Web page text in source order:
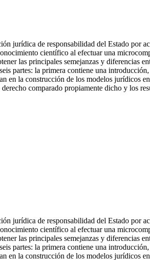
jurídica de responsabilidad del Estado por
científico al efectuar una
las principales semejanzas y diferencias
partes: la primera contiene una
en la construcción de los modelos jurídicos
comparado propiamente dicho y los
jurídica de responsabilidad del Estado por
científico al efectuar una
las principales semejanzas y diferencias
partes: la primera contiene una
en la construcción de los modelos jurídicos